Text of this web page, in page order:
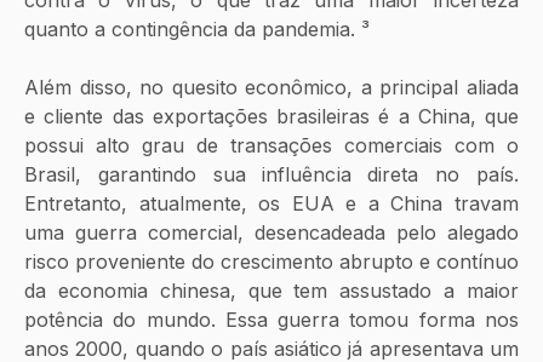
quanto a contingência da pandemia. ³
Além disso, no quesito econômico, a principal aliada
e cliente das exportações brasileiras é a China, que
possui alto grau de transações comerciais com o
Brasil, garantindo sua influência direta no país.
Entretanto, atualmente, os EUA e a China travam
uma guerra comercial, desencadeada pelo alegado
risco proveniente do crescimento abrupto e contínuo
da economia chinesa, que tem assustado a maior
potência do mundo. Essa guerra tomou forma nos
anos 2000, quando o país asiático já apresentava um